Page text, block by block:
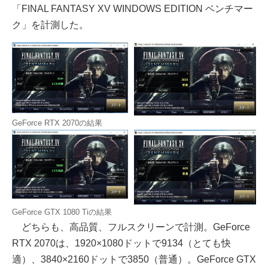
「FINAL FANTASY XV WINDOWS EDITION ベンチマー
ク」を計測した。
GeForce RTX 2070の結果
GeForce GTX 1080 Tiの結果
どちらも、高品質、フルスクリーンで計測。GeForce
RTX 2070は、1920×1080ドットで9134（とても快
適）、3840×2160ドットで3850（普通）。GeForce GTX